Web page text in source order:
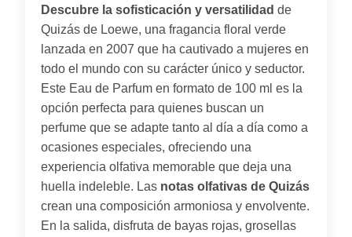
Descubre la sofisticación y versatilidad de
Quizás de Loewe, una fragancia floral verde
lanzada en 2007 que ha cautivado a mujeres en
todo el mundo con su carácter único y seductor.
Este Eau de Parfum en formato de 100 ml es la
opción perfecta para quienes buscan un
perfume que se adapte tanto al día a día como a
ocasiones especiales, ofreciendo una
experiencia olfativa memorable que deja una
huella indeleble. Las notas olfativas de Quizás
crean una composición armoniosa y envolvente.
En la salida, disfruta de bayas rojas, grosellas